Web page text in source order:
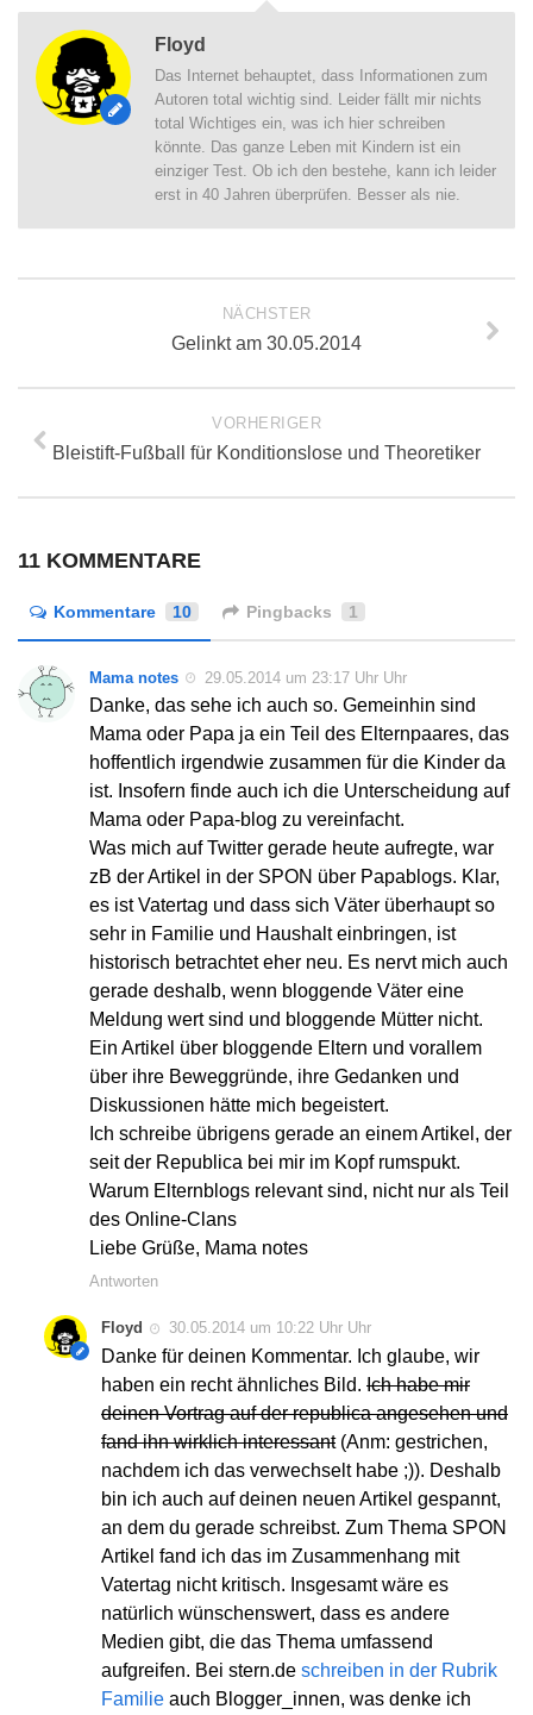
Floyd
Das Internet behauptet, dass Informationen zum
Autoren total wichtig sind. Leider fällt mir nichts
total Wichtiges ein, was ich hier schreiben
könnte. Das ganze Leben mit Kindern ist ein
einziger Test. Ob ich den bestehe, kann ich leider
erst in 40 Jahren überprüfen. Besser als nie.
NÄCHSTER
Gelinkt am 30.05.2014
VORHERIGER
Bleistift-Fußball für Konditionslose und Theoretiker
11 KOMMENTARE
Kommentare 10 Pingbacks 1
Mama notes 29.05.2014 um 23:17 Uhr Uhr
Danke, das sehe ich auch so. Gemeinhin sind
Mama oder Papa ja ein Teil des Elternpaares, das
hoffentlich irgendwie zusammen für die Kinder da
ist. Insofern finde auch ich die Unterscheidung auf
Mama oder Papa-blog zu vereinfacht.
Was mich auf Twitter gerade heute aufregte, war
zB der Artikel in der SPON über Papablogs. Klar,
es ist Vatertag und dass sich Väter überhaupt so
sehr in Familie und Haushalt einbringen, ist
historisch betrachtet eher neu. Es nervt mich auch
gerade deshalb, wenn bloggende Väter eine
Meldung wert sind und bloggende Mütter nicht.
Ein Artikel über bloggende Eltern und vorallem
über ihre Beweggründe, ihre Gedanken und
Diskussionen hätte mich begeistert.
Ich schreibe übrigens gerade an einem Artikel, der
seit der Republica bei mir im Kopf rumspukt.
Warum Elternblogs relevant sind, nicht nur als Teil
des Online-Clans
Liebe Grüße, Mama notes
Antworten
Floyd 30.05.2014 um 10:22 Uhr Uhr
Danke für deinen Kommentar. Ich glaube, wir
haben ein recht ähnliches Bild. Ich habe mir
deinen Vortrag auf der republica angesehen und
fand ihn wirklich interessant(Anm: gestrichen,
nachdem ich das verwechselt habe ;)). Deshalb
bin ich auch auf deinen neuen Artikel gespannt,
an dem du gerade schreibst. Zum Thema SPON
Artikel fand ich das im Zusammenhang mit
Vatertag nicht kritisch. Insgesamt wäre es
natürlich wünschenswert, dass es andere
Medien gibt, die das Thema umfassend
aufgreifen. Bei stern.de schreiben in der Rubrik
Familie auch Blogger_innen, was denke ich